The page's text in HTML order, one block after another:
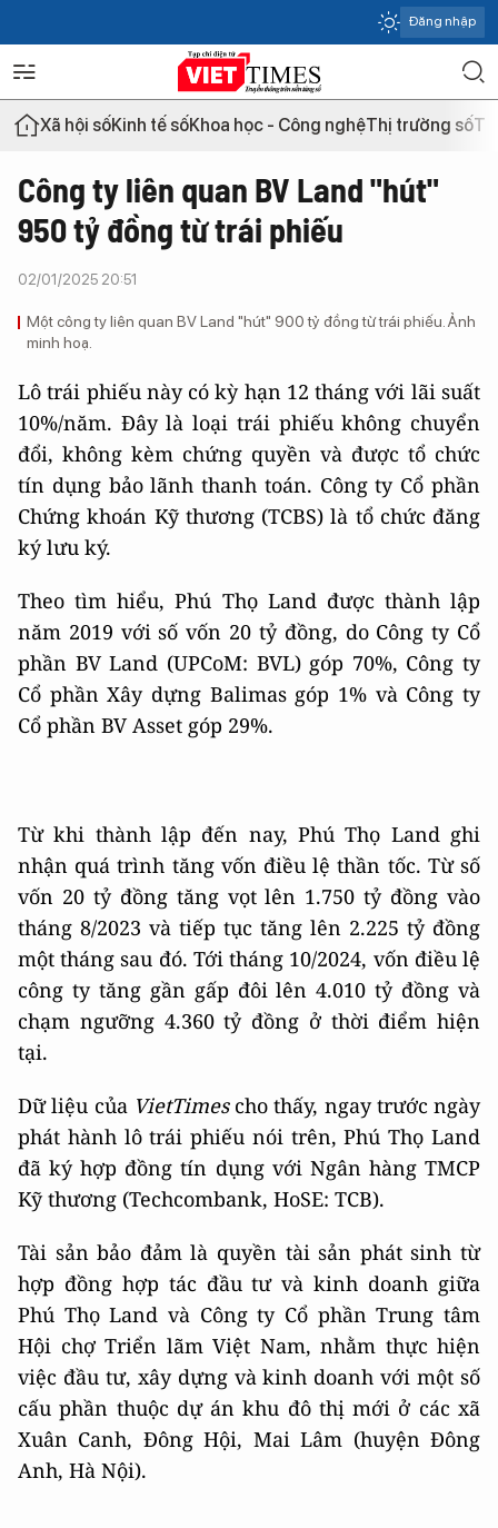
Đăng nhập
Xã hội sốKinh tế sốKhoa học - Công nghệThị trường số
Công ty liên quan BV Land "hút"
950 tỷ đồng từ trái phiếu
02/01/2025 20:51
Một công ty liên quan BV Land "hút" 900 tỷ đồng từ trái phiếu. Ảnh
minh hoạ.
Lô trái phiếu này có kỳ hạn 12 tháng với lãi suất
10%/năm. Đây là loại trái phiếu không chuyển
đổi, không kèm chứng quyền và được tổ chức
tín dụng bảo lãnh thanh toán. Công ty Cổ phần
Chứng khoán Kỹ thương (TCBS) là tổ chức đăng
ký lưu ký.
Theo tìm hiểu, Phú Thọ Land được thành lập
năm 2019 với số vốn 20 tỷ đồng, do Công ty Cổ
phần BV Land (UPCoM: BVL) góp 70%, Công ty
Cổ phần Xây dựng Balimas góp 1% và Công ty
Cổ phần BV Asset góp 29%.
Từ khi thành lập đến nay, Phú Thọ Land ghi
nhận quá trình tăng vốn điều lệ thần tốc. Từ số
vốn 20 tỷ đồng tăng vọt lên 1.750 tỷ đồng vào
tháng 8/2023 và tiếp tục tăng lên 2.225 tỷ đồng
một tháng sau đó. Tới tháng 10/2024, vốn điều lệ
công ty tăng gần gấp đôi lên 4.010 tỷ đồng và
chạm ngưỡng 4.360 tỷ đồng ở thời điểm hiện
tại.
Dữ liệu của VietTimescho thấy, ngay trước ngày
phát hành lô trái phiếu nói trên, Phú Thọ Land
đã ký hợp đồng tín dụng với Ngân hàng TMCP
Kỹ thương (Techcombank, HoSE: TCB).
Tài sản bảo đảm là quyền tài sản phát sinh từ
hợp đồng hợp tác đầu tư và kinh doanh giữa
Phú Thọ Land và Công ty Cổ phần Trung tâm
Hội chợ Triển lãm Việt Nam, nhằm thực hiện
việc đầu tư, xây dựng và kinh doanh với một số
cấu phần thuộc dự án khu đô thị mới ở các xã
Xuân Canh, Đông Hội, Mai Lâm (huyện Đông
Anh, Hà Nội).